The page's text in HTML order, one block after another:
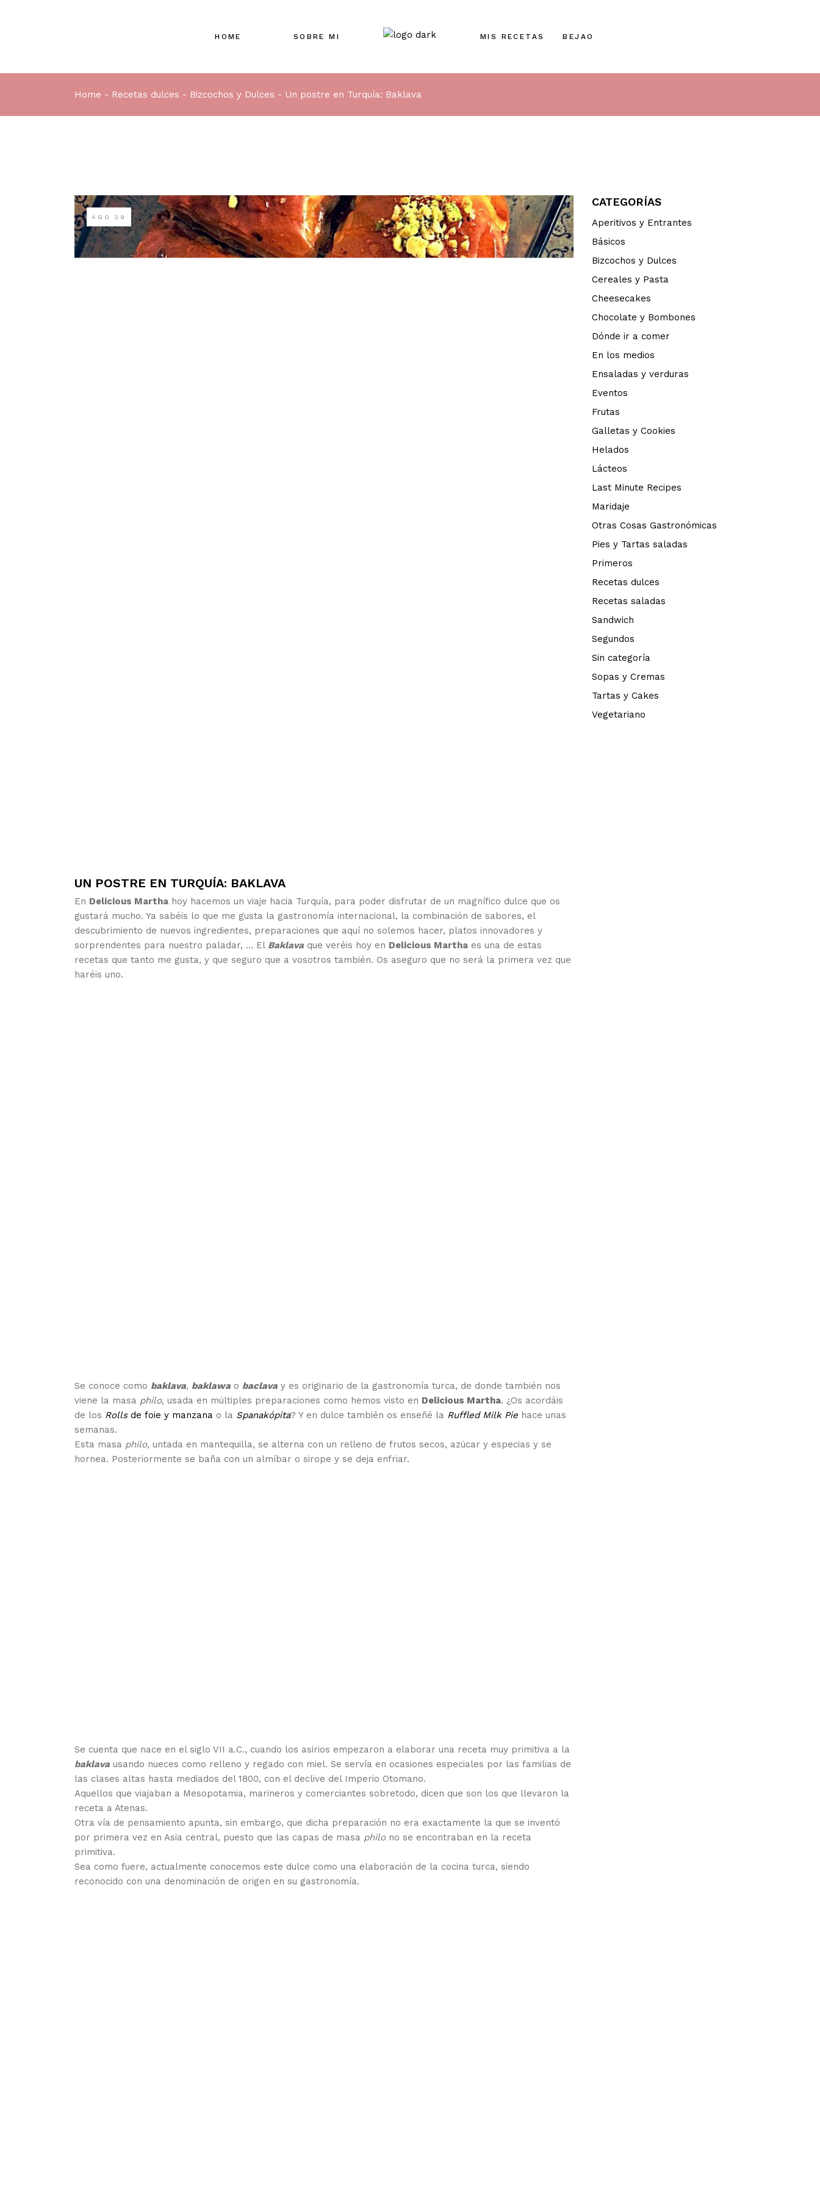
HOME SOBRE MI MIS RECETAS BEJAO
Home Recetas dulces Bizcochos y Dulces Un postre en Turquía: Baklava
AGO 29
UN POSTRE EN TURQUÍA: BAKLAVA
En Delicious Martha hoy hacemos un viaje hacia Turquía, para poder disfrutar de un magnífico dulce que os
gustará mucho. Ya sabéis lo que me gusta la gastronomía internacional, la combinación de sabores, el
descubrimiento de nuevos ingredientes, preparaciones que aquí no solemos hacer, platos innovadores y
sorprendentes para nuestro paladar, … El Baklava que veréis hoy en Delicious Martha es una de estas
recetas que tanto me gusta, y que seguro que a vosotros también. Os aseguro que no será la primera vez que
haréis uno.
Se conoce como baklava, baklawa o baclava y es originario de la gastronomía turca, de donde también nos
viene la masa philo, usada en múltiples preparaciones como hemos visto en Delicious Martha. ¿Os acordáis
de los Rollsde foie y manzana o la Spanakópita? Y en dulce también os enseñé la Ruffled Milk Pie hace unas
semanas.
Esta masa philo, untada en mantequilla, se alterna con un relleno de frutos secos, azúcar y especias y se
hornea. Posteriormente se baña con un almíbar o sirope y se deja enfriar.
Se cuenta que nace en el siglo VII a.C., cuando los asirios empezaron a elaborar una receta muy primitiva a la
baklava usando nueces como relleno y regado con miel. Se servía en ocasiones especiales por las familias de
las clases altas hasta mediados del 1800, con el declive del Imperio Otomano.
Aquellos que viajaban a Mesopotamia, marineros y comerciantes sobretodo, dicen que son los que llevaron la
receta a Atenas.
Otra vía de pensamiento apunta, sin embargo, que dicha preparación no era exactamente la que se inventó
por primera vez en Asia central, puesto que las capas de masa philono se encontraban en la receta
primitiva.
Sea como fuere, actualmente conocemos este dulce como una elaboración de la cocina turca, siendo
reconocido con una denominación de origen en su gastronomía.
CATEGORÍAS
Aperitivos y Entrantes
Básicos
Bizcochos y Dulces
Cereales y Pasta
Cheesecakes
Chocolate y Bombones
Dónde ir a comer
En los medios
Ensaladas y verduras
Eventos
Frutas
Galletas y Cookies
Helados
Lácteos
Last Minute Recipes
Maridaje
Otras Cosas Gastronómicas
Pies y Tartas saladas
Primeros
Recetas dulces
Recetas saladas
Sandwich
Segundos
Sin categoría
Sopas y Cremas
Tartas y Cakes
Vegetariano